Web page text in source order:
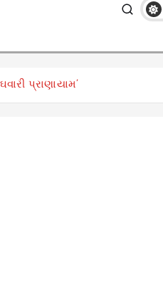
પ્રાણાયામ’